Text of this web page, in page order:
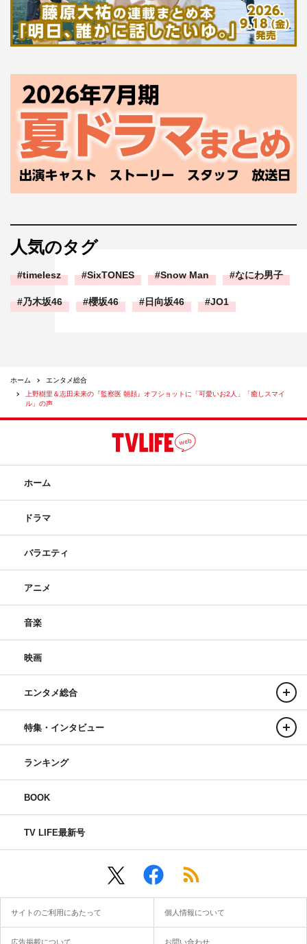
人気のタグ
timelesz SixTONES Snow Man なにわ男子
乃木坂46 櫻坂46 日向坂46 JO1
ホーム
エンタメ総合
上野樹里＆志田未来の『監察医 朝顔』オフショットに「可愛いお2人」「癒しスマイ
ル」の声
ホーム
ドラマ
バラエティ
アニメ
音楽
映画
エンタメ総合
特集・インタビュー
ランキング
BOOK
TV LIFE最新号
サイトのご利用にあたって 個人情報について
広告掲載について お問い合わせ